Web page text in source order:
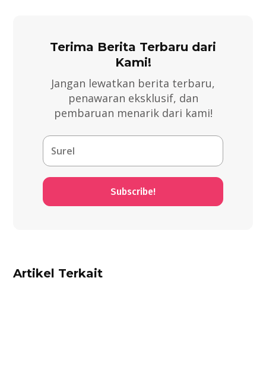
Terima Berita Terbaru dari
Kami!
Jangan lewatkan berita terbaru,
penawaran eksklusif, dan
pembaruan menarik dari kami!
Subscribe!
Artikel Terkait